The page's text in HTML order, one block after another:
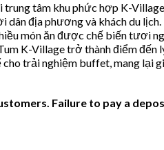
trung tâm khu phức hợp K-
địa phương và khách du
món ăn được chế biến tươi
K-Village trở thành điểm
trải nghiệm buffet, mang
Failure to pay a